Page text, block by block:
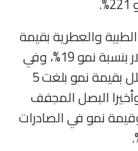
والعطرية بقيمة
زيادة في الصادرات 6 ملايين دولار بنسبة نمو 19%، وفي
المركز الخامس جاء الخضار المخلل بقيمة نمو بلغت 5
ونسبة نمو 215%، وأخيرا البصل المجفف
دولار وقيمة نمو في الصادرات